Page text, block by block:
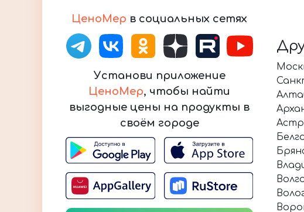
ЦеноМер в социальных сетях
Установи приложение
ЦеноМер, чтобы найти
выгодные цены на продукты в
своём городе